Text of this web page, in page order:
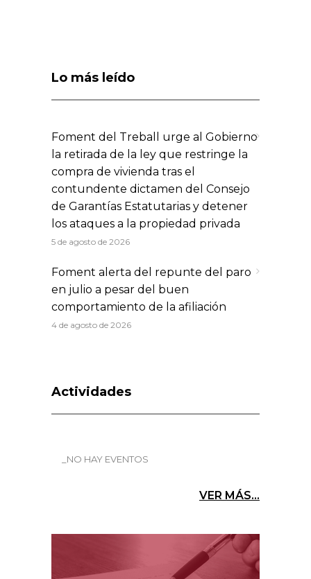
Lo más leído
Foment del Treball urge al Gobierno
la retirada de la ley que restringe la
compra de vivienda tras el
contundente dictamen del Consejo
de Garantías Estatutarias y detener
los ataques a la propiedad privada
5 de agosto de 2026
Foment alerta del repunte del paro
en julio a pesar del buen
comportamiento de la afiliación
4 de agosto de 2026
Actividades
_NO HAY EVENTOS
VER MÁS...